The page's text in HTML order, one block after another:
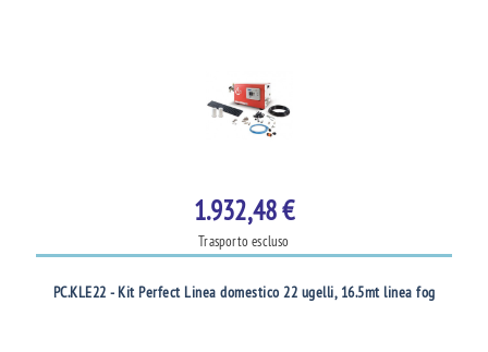
1.932,48 €
Trasporto escluso
PC.KLE22 - Kit Perfect Linea domestico 22 ugelli, 16.5mt linea fog